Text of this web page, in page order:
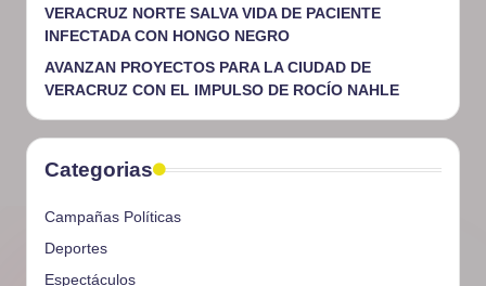
VERACRUZ NORTE SALVA VIDA DE PACIENTE
INFECTADA CON HONGO NEGRO
AVANZAN PROYECTOS PARA LA CIUDAD DE
VERACRUZ CON EL IMPULSO DE ROCÍO NAHLE
Categorias
Campañas Políticas
Deportes
Espectáculos